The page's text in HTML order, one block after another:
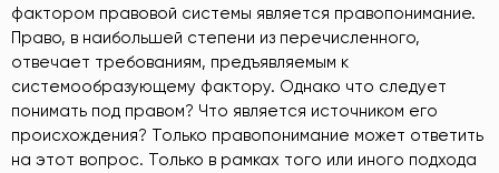
фактором правовой системы является правопонимание.
Право, в наибольшей степени из перечисленного,
отвечает требованиям, предъявляемым к
системообразующему фактору. Однако что следует
понимать под правом? Что является источником его
происхождения? Только правопонимание может ответить
на этот вопрос. Только в рамках того или иного подхода